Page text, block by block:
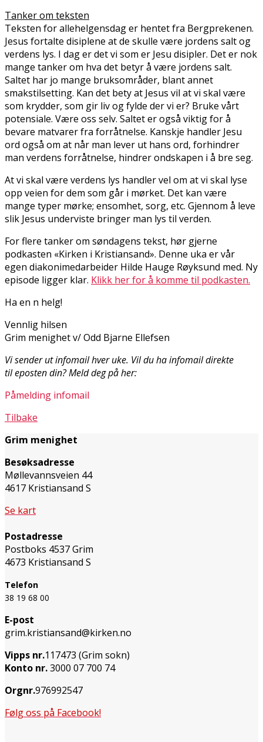
Tanker om teksten
Teksten for allehelgensdag er hentet fra Bergprekenen.
Jesus fortalte disiplene at de skulle være jordens salt og
verdens lys. I dag er det vi som er Jesu disipler. Det er nok
mange tanker om hva det betyr å være jordens salt.
Saltet har jo mange bruksområder, blant annet
smakstilsetting. Kan det bety at Jesus vil at vi skal være
som krydder, som gir liv og fylde der vi er? Bruke vårt
potensiale. Være oss selv. Saltet er også viktig for å
bevare matvarer fra forråtnelse. Kanskje handler Jesu
ord også om at når man lever ut hans ord, forhindrer
man verdens forråtnelse, hindrer ondskapen i å bre seg.
At vi skal være verdens lys handler vel om at vi skal lyse
opp veien for dem som går i mørket. Det kan være
mange typer mørke; ensomhet, sorg, etc. Gjennom å leve
slik Jesus underviste bringer man lys til verden.
For flere tanker om søndagens tekst, hør gjerne
podkasten «Kirken i Kristiansand». Denne uka er vår
egen diakonimedarbeider Hilde Hauge Røyksund med. Ny
episode ligger klar. Klikk her for å komme til podkasten.
Ha en fin helg!
Vennlig hilsen
Grim menighet v/ Odd Bjarne Ellefsen
Vi sender ut infomail hver uke. Vil du ha infomail direkte
til eposten din? Meld deg på her:
Påmelding infomail
Tilbake
Grim menighet
Besøksadresse
Møllevannsveien 44
4617 Kristiansand S
Se kart
Postadresse
Postboks 4537 Grim
4673 Kristiansand S
Telefon
38 19 68 00
E-post
grim.kristiansand@kirken.no
Vipps nr.117473 (Grim sokn)
Konto nr.3000 07 700 74
Orgnr.976992547
Følg oss på Facebook!